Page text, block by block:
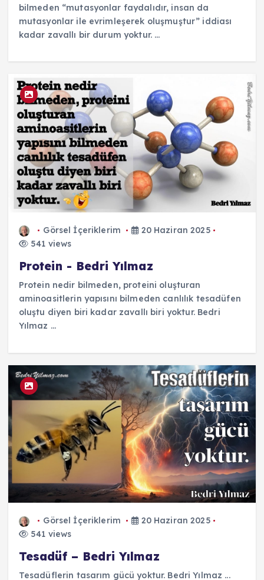
bilmeden “mutasyonlar faydalıdır, insan da
mutasyonlar ile evrimleşerek oluşmuştur” iddiası
kadar zavallı bir durum yoktur. ...
Görsel İçeriklerim
20 Haziran 2025
541 views
Protein - Bedri Yılmaz
Protein nedir bilmeden, proteini oluşturan
aminoasitlerin yapısını bilmeden canlılık tesadüfen
oluştu diyen biri kadar zavallı biri yoktur. Bedri
Yılmaz ...
Görsel İçeriklerim
20 Haziran 2025
541 views
Tesadüf – Bedri Yılmaz
Tesadüflerin tasarım gücü yoktur. Bedri Yılmaz ...